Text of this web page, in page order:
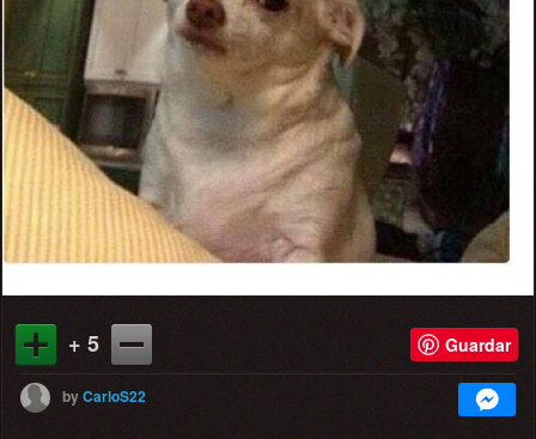
+ 5 Guardar
byCarloS22